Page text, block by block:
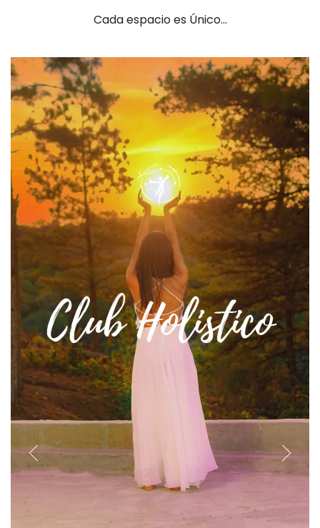
Cada espacio es Único...